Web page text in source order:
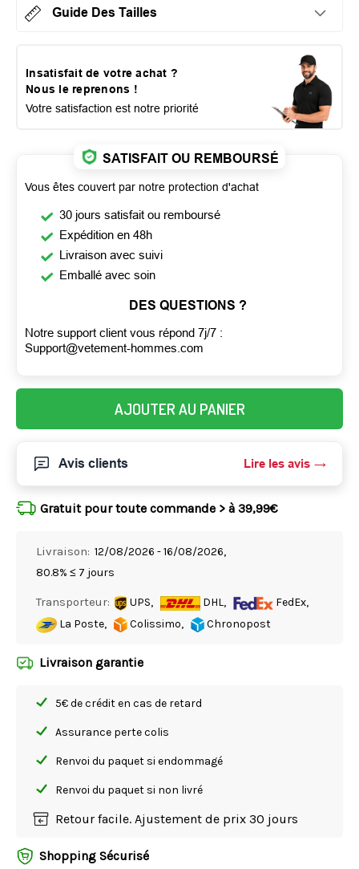
Guide Des Tailles
Insatisfait de votre achat ?
Nous le reprenons !
Votre satisfaction est notre priorité
SATISFAIT OU REMBOURSÉ
Vous êtes couvert par notre protection d'achat
30 jours satisfait ou remboursé
Expédition en 48h
Livraison avec suivi
Emballé avec soin
DES QUESTIONS ?
Notre support client vous répond 7j/7 :
Support@vetement-hommes.com
AJOUTER AU PANIER
Avis clients Lire les avis
Gratuit pour toute commande > à 39,99€
Livraison: 12/08/2026 - 16/08/2026,
80.8% ≤ 7 jours
Transporteur: UPS, DHL,
FedEx,
La Poste,
Colissimo, Chronopost
Livraison garantie
5€ de crédit en cas de retard
Assurance perte colis
Renvoi du paquet si endommagé
Renvoi du paquet si non livré
Retour facile. Ajustement de prix 30 jours
Shopping Sécurisé